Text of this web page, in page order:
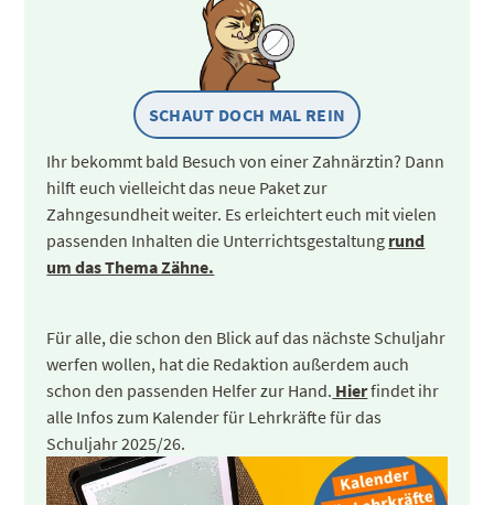
SCHAUT DOCH MAL REIN
Ihr bekommt bald Besuch von einer Zahnärztin? Dann
hilft euch vielleicht das neue Paket zur
Zahngesundheit weiter. Es erleichtert euch mit vielen
passenden Inhalten die Unterrichtsgestaltung rund
um das Thema Zähne.
Für alle, die schon den Blick auf das nächste Schuljahr
werfen wollen, hat die Redaktion außerdem auch
schon den passenden Helfer zur Hand. Hierfindet ihr
alle Infos zum Kalender für Lehrkräfte für das
Schuljahr 2025/26.